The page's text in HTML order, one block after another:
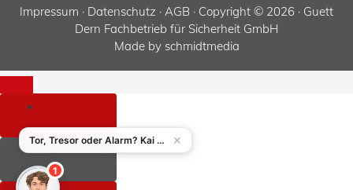
Impressum · Datenschutz · AGB · Copyright © 2026 · Guett
Dern Fachbetrieb für Sicherheit GmbH
Made by schmidtmedia
Schließen